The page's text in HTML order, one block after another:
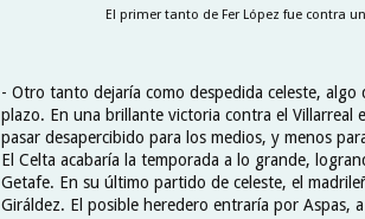
El primer tanto de Fer López fue contra
- Otro tanto dejaría como despedida celeste,
plazo. En una brillante victoria contra el Villarreal
pasar desapercibido para los medios, y menos
El Celta acabaría la temporada a lo grande,
Getafe. En su último partido de celeste, el
Giráldez. El posible heredero entraría por Aspas,